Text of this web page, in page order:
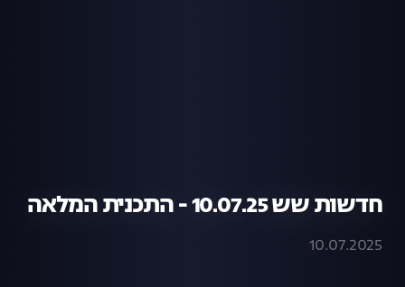
חדשות שש 10.07.25 - התכנית המלאה
10.07.2025